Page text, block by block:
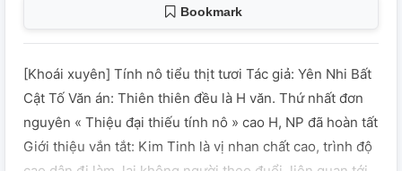
Bookmark
[Khoái xuyên] Tính nô tiểu thịt tươi Tác giả: Yên Nhi Bất
Cật Tố Văn án: Thiên thiên đều là H văn. Thứ nhất đơn
nguyên « Thiệu đại thiếu tính nô » cao H, NP đã hoàn tất
Giới thiệu vắn tắt: Kim Tinh là vị nhan chất cao, trình độ